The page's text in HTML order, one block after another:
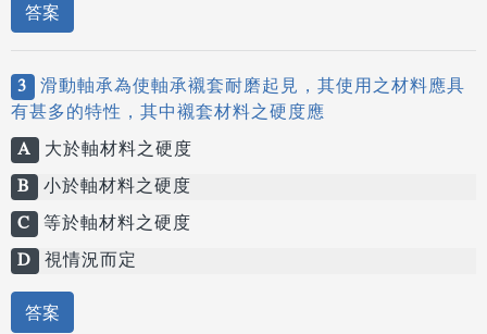
答案
3 滑動軸承為使軸承襯套耐磨起見，其使用之材料應具
有甚多的特性，其中襯套材料之硬度應
A 大於軸材料之硬度
B 小於軸材料之硬度
C 等於軸材料之硬度
D 視情況而定
答案